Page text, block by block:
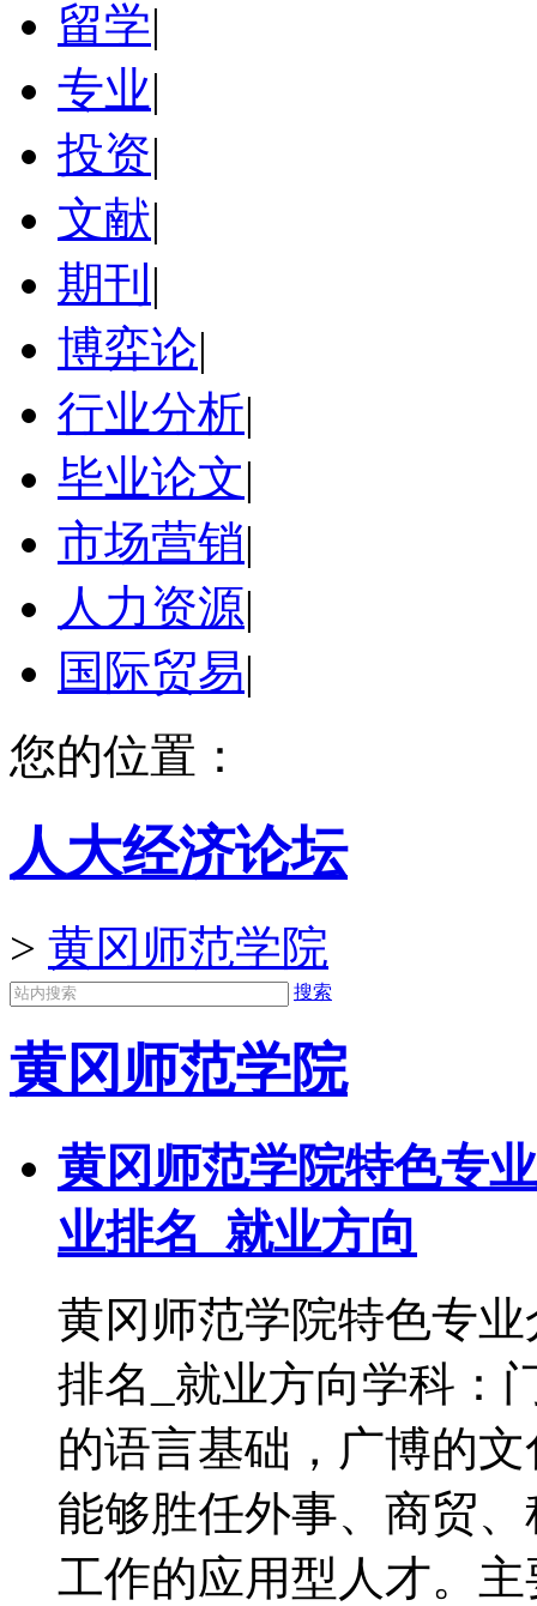
留学|
专业|
投资|
文献|
期刊 |
博弈论|
行业分析|
毕业论文|
市场营销|
人力资源|
国际贸易|
您的位置：
人大经济论坛
> 黄冈师范学院
搜索
黄冈师范学院
黄冈师范学院特色专
业排名_就业方向
黄冈师范学院特色专
排名_就业方向学科：
的语言基础，广博的
能够胜任外事、商贸
工作的应用型人才。